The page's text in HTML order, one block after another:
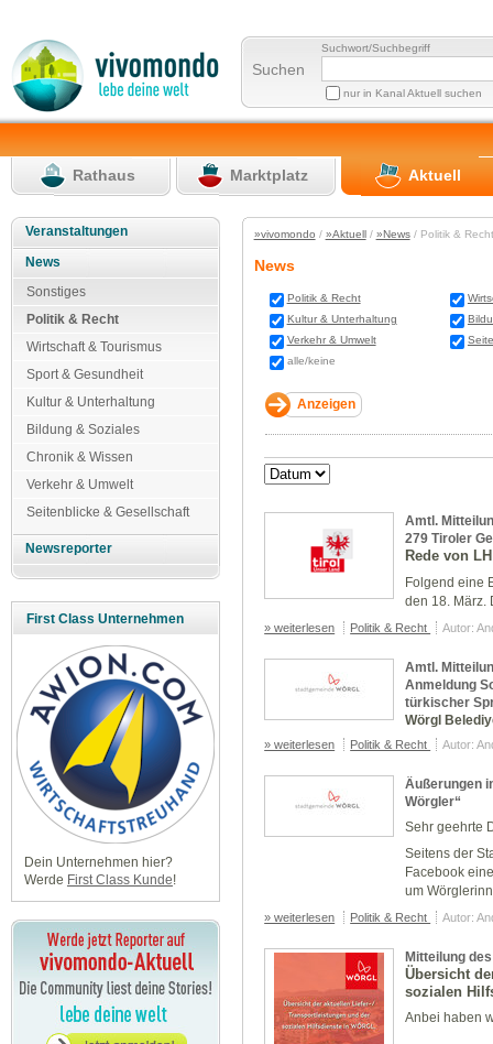
Suchen
Suchwort/Suchbegriff
nur in Kanal Aktuell suchen
Rathaus Marktplatz Aktuell
Veranstaltungen
News
Sonstiges
Politik & Recht
Wirtschaft & Tourismus
Sport & Gesundheit
Kultur & Unterhaltung
Bildung & Soziales
Chronik & Wissen
Verkehr & Umwelt
Seitenblicke & Gesellschaft
Newsreporter
First Class Unternehmen
Dein Unternehmen hier?
Werde First Class Kunde!
»vivomondo / »Aktuell/ »News/ Politik &
News
Politik & Recht
Kultur & Unterhaltung
Verkehr & Umwelt
alle/keine
Amtl.
279 Tiroler
Rede von
Folgend eine
den 18. März.
» weiterlesen Politik & Recht Autor:
Amtl.
Anmeldung
türkischer
Wörgl
» weiterlesen Politik & Recht Autor:
Äußerungen
Wörgler“
Sehr geehrte
Seitens der
Facebook
um
» weiterlesen Politik & Recht Autor:
Mitteilung
Übersicht
sozialen
Anbei haben